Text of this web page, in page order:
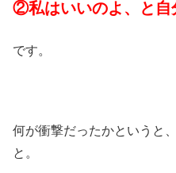
②私はいいのよ、と自
です。
何が衝撃だったかというと
と。